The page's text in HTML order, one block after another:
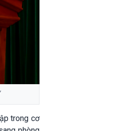
trong cơ